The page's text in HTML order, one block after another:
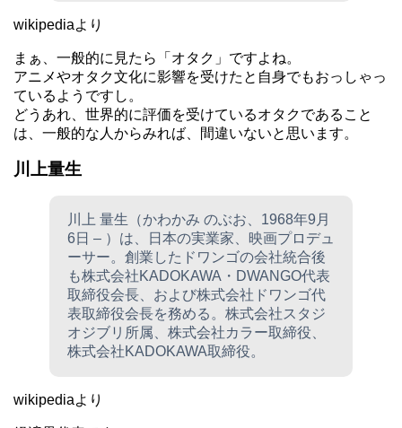
wikipediaより
まぁ、一般的に見たら「オタク」ですよね。
アニメやオタク文化に影響を受けたと自身でもおっしゃっ
ているようですし。
どうあれ、世界的に評価を受けているオタクであること
は、一般的な人からみれば、間違いないと思います。
川上量生
川上 量生（かわかみ のぶお、1968年9月
6日 – ）は、日本の実業家、映画プロデュ
ーサー。創業したドワンゴの会社統合後
も株式会社KADOKAWA・DWANGO代表
取締役会長、および株式会社ドワンゴ代
表取締役会長を務める。株式会社スタジ
オジブリ所属、株式会社カラー取締役、
株式会社KADOKAWA取締役。
wikipediaより